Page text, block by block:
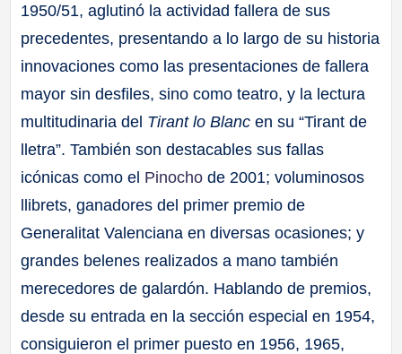
1950/51, aglutinó la actividad fallera de sus
precedentes, presentando a lo largo de su historia
innovaciones como las presentaciones de fallera
mayor sin desfiles, sino como teatro, y la lectura
multitudinaria del Tirant lo Blancen su “Tirant de
lletra”. También son destacables sus fallas
icónicas como el Pinocho de 2001; voluminosos
llibrets, ganadores del primer premio de
Generalitat Valenciana en diversas ocasiones; y
grandes belenes realizados a mano también
merecedores de galardón. Hablando de premios,
desde su entrada en la sección especial en 1954,
consiguieron el primer puesto en 1956, 1965,